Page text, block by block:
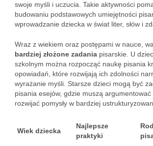
swoje myśli i uczucia. Takie aktywności
budowaniu podstawowych umiejętności
wprowadzanie dziecka w świat liter, słów i
Wraz z wiekiem oraz postępami w nauce,
bardziej złożone zadania pisarskie. U
szkolnym można rozpocząć naukę pisania
opowiadań, które rozwijają ich zdolności
wyrażanie myśli. Starsze dzieci mogą być
pisania esejów, gdzie muszą
rozwijać pomysły w bardziej
Wiek dziecka
Najlepsze
praktyki